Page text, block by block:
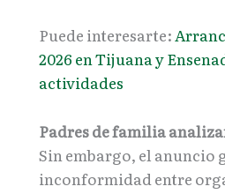
Puede interesarte:
2026 en Tijuana y
actividades
Padres de familia
Sin embargo, el anuncio
inconformidad entre